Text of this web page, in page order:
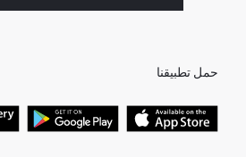
حمل تطبيقنا